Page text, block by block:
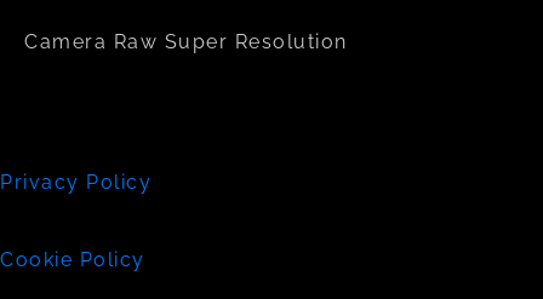
Camera Raw Super Resolution
Privacy Policy
Cookie Policy